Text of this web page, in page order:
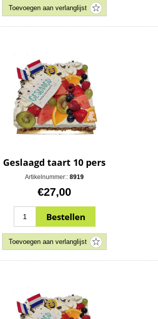
Geslaagd taart 10 pers
Artikelnummer:: 8919
€27,00